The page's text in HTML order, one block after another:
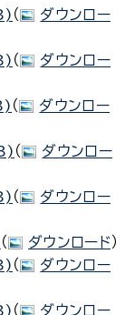
（
ダウンロー
（
ダウンロー
（
ダウンロー
（
ダウンロー
（
ダウンロー
（ ダウンロード）
（
ダウンロー
（ ダウンロー